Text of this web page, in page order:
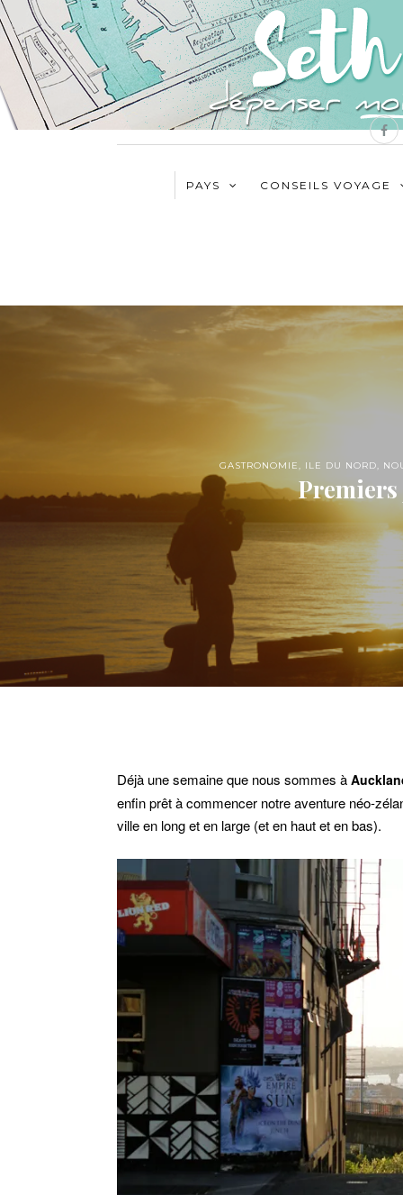
PAYS CONSEILS VOYAGE
GASTRONOMIE, ILE DU NORD,
Déjà une semaine que nous sommes à
enfin prêt à commencer notre aventure néo-
ville en long et en large (et en haut et en bas).